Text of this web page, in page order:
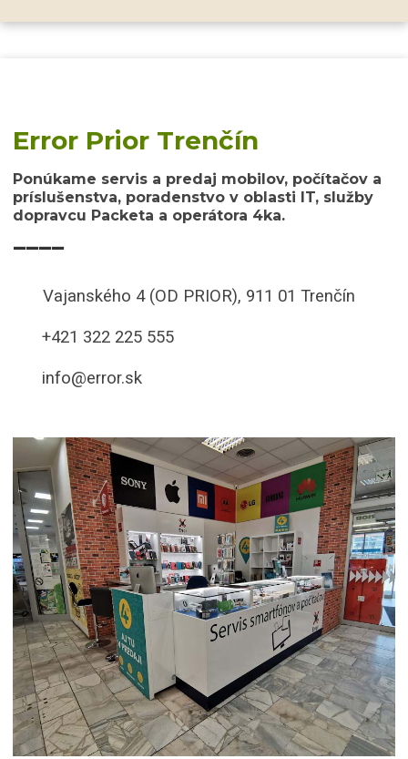
Error Prior Trenčín
Ponúkame servis a predaj mobilov, počítačov a
príslušenstva, poradenstvo v oblasti IT, služby
dopravcu Packeta a operátora 4ka.
____
Vajanského 4 (OD PRIOR), 911 01 Trenčín
+421 322 225 555
info@error.sk